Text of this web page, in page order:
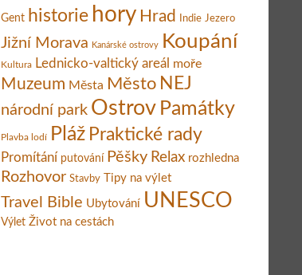
Gent historie hory Hrad Indie Jezero
Jižní Morava Kanárské ostrovy Koupání
Kultura Lednicko-valtický areál moře
Muzeum Města Město NEJ
národní park Ostrov Památky
Plavba lodí Pláž Praktické rady
Promítání putování Pěšky Relax rozhledna
Rozhovor Stavby Tipy na výlet
Travel Bible Ubytování UNESCO
Výlet Život na cestách